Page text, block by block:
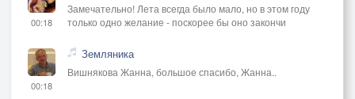
00:18
Замечательно! Лета всегда было мало, но в этом году
только одно желание - поскорее бы оно закончи
00:18
Земляника
Вишнякова Жанна, большое спасибо, Жанна..